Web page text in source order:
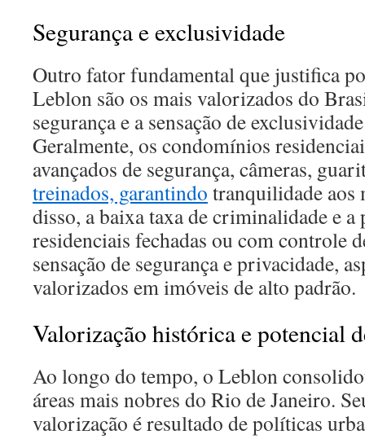
Segurança e exclusividade
Outro fator fundamental que justifica
Leblon são os mais valorizados do
segurança e a sensação de
Geralmente, os condomínios
avançados de segurança, câmeras,
treinados, garantindo tranquilidade aos
disso, a baixa taxa de criminalidade e a
residenciais fechadas ou com controle
sensação de segurança e privacidade,
valorizados em imóveis de alto padrão.
Valorização histórica e potencial
Ao longo do tempo, o Leblon
áreas mais nobres do Rio de Janeiro.
valorização é resultado de políticas